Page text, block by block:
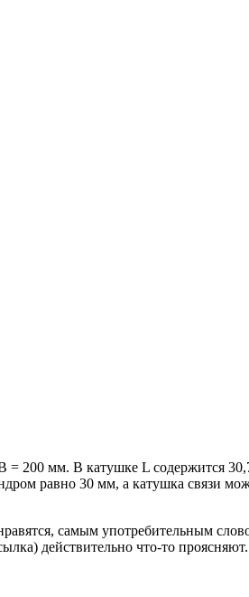
= 200 мм. В катушке L содержится
равно 30 мм, а катушка связи
самым употребительным
действительно что-то проясняют.